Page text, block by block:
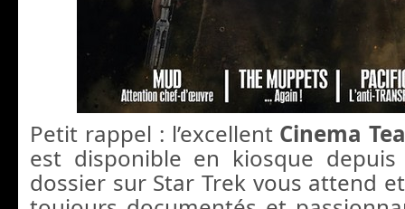
Petit rappel : l’excellent Cinema
est disponible en kiosque
dossier sur Star Trek vous attend